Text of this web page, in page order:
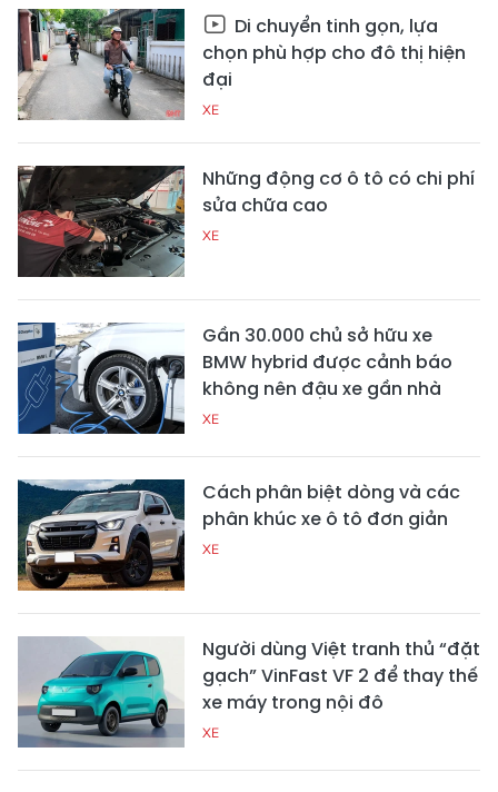
Di chuyển tinh gọn, lựa
chọn phù hợp cho đô thị hiện
đại
XE
Những động cơ ô tô có chi phí
sửa chữa cao
XE
Gần 30.000 chủ sở hữu xe
BMW hybrid được cảnh báo
không nên đậu xe gần nhà
XE
Cách phân biệt dòng và các
phân khúc xe ô tô đơn giản
XE
Người dùng Việt tranh thủ “đặt
gạch” VinFast VF 2 để thay thế
xe máy trong nội đô
XE